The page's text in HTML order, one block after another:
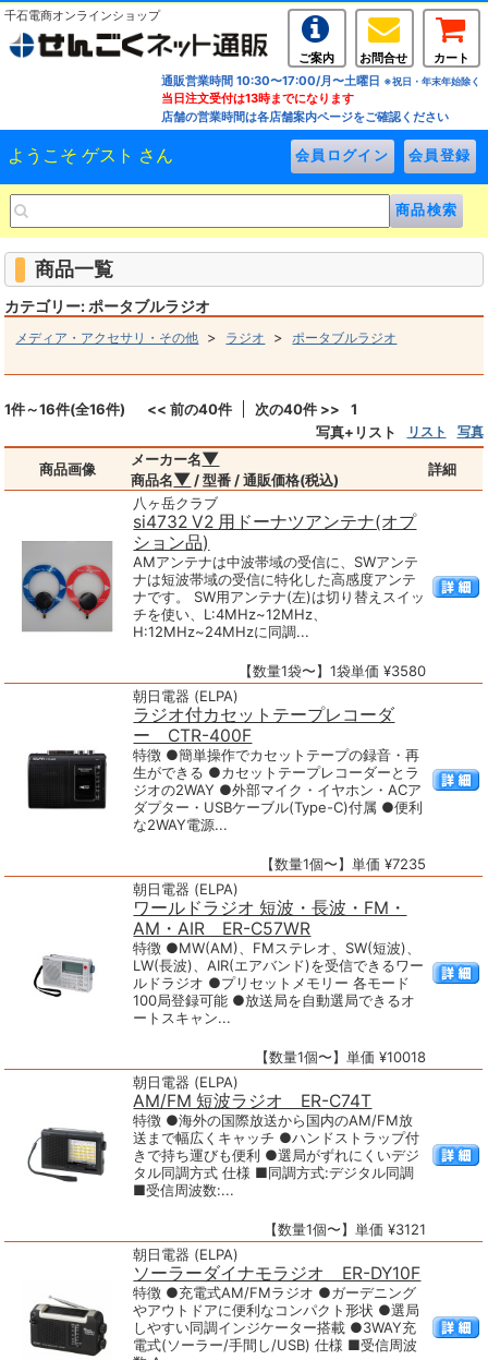
千石電商オンラインショップ
ご案内 お問合せ
カート
通販営業時間 10:30〜17:00/月〜土曜日 ※祝日・年末年始除く
当日注文受付は13時までになります
店舗の営業時間は各店舗案内ページをご確認ください
ようこそ ゲスト さん
商品一覧
カテゴリー: ポータブルラジオ
メディア・アクセサリ・その他 > ラジオ > ポータブルラジオ
1件～16件(全16件) << 前の40件 次の40件 >>
1
写真+リスト
リスト 写真
商品画像
メーカー名▼
商品名▼ / 型番 / 通販価格(税込)
詳細
八ヶ岳クラブ
si4732 V2 用ドーナツアンテナ(オプ
ション品)
AMアンテナは中波帯域の受信に、SWアンテ
ナは短波帯域の受信に特化した高感度アンテ
ナです。 SW用アンテナ(左)は切り替えスイッ
チを使い、L:4MHz~12MHz、
H:12MHz~24MHzに同調...
【数量1袋〜】1袋単価 ¥3580
朝日電器 (ELPA)
ラジオ付カセットテープレコーダ
ー CTR-400F
特徴 ●簡単操作でカセットテープの録音・再
生ができる ●カセットテープレコーダーとラ
ジオの2WAY ●外部マイク・イヤホン・ACア
ダプター・USBケーブル(Type-C)付属 ●便利
な2WAY電源...
【数量1個〜】単価 ¥7235
朝日電器 (ELPA)
ワールドラジオ 短波・長波・FM・
AM・AIR ER-C57WR
特徴 ●MW(AM)、FMステレオ、SW(短波)、
LW(長波)、AIR(エアバンド)を受信できるワー
ルドラジオ ●プリセットメモリー 各モード
100局登録可能 ●放送局を自動選局できるオ
ートスキャン...
【数量1個〜】単価 ¥10018
朝日電器 (ELPA)
AM/FM 短波ラジオ ER-C74T
特徴 ●海外の国際放送から国内のAM/FM放
送まで幅広くキャッチ ●ハンドストラップ付
きで持ち運びも便利 ●選局がずれにくいデジ
タル同調方式 仕様 ■同調方式:デジタル同調
■受信周波数:...
【数量1個〜】単価 ¥3121
朝日電器 (ELPA)
ソーラーダイナモラジオ ER-DY10F
特徴 ●充電式AM/FMラジオ ●ガーデニング
やアウトドアに便利なコンパクト形状 ●選局
しやすい同調インジケーター搭載 ●3WAY充
電式(ソーラー/手間し/USB) 仕様 ■受信周波